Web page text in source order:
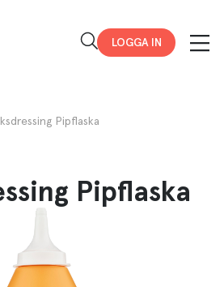
LOGGA IN
Pipflaska
Pipflaska